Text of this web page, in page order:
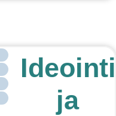
Ideointi
ja